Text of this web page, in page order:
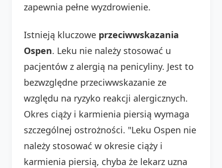
zapewnia pełne wyzdrowienie.
Istnieją kluczowe przeciwwskazania
Ospen. Leku nie należy stosować u
pacjentów z alergią na penicyliny. Jest to
bezwzględne przeciwwskazanie ze
względu na ryzyko reakcji alergicznych.
Okres ciąży i karmienia piersią wymaga
szczególnej ostrożności. "Leku Ospen nie
należy stosować w okresie ciąży i
karmienia piersią, chyba że lekarz uzna